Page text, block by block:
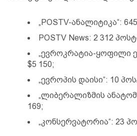
„POSTV-ანალიტიკა“:
POSTV News: 2 312
„ევროკრატია-ყოფილი
$5 150;
„ევროპის დაისი“: 10
„ლიბერალიზმის
169;
„კონსერვატორია“: 23